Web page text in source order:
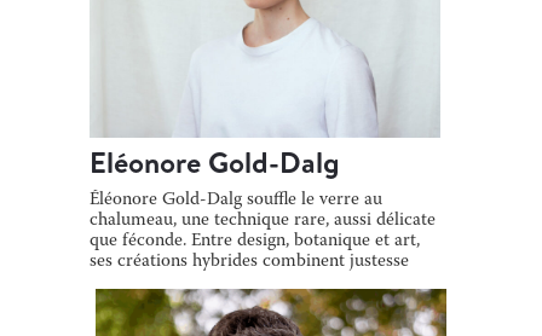
Eléonore Gold-Dalg
Éléonore Gold-Dalg souffle le verre au
chalumeau, une technique rare, aussi délicate
que féconde. Entre design, botanique et art,
ses créations hybrides combinent justesse